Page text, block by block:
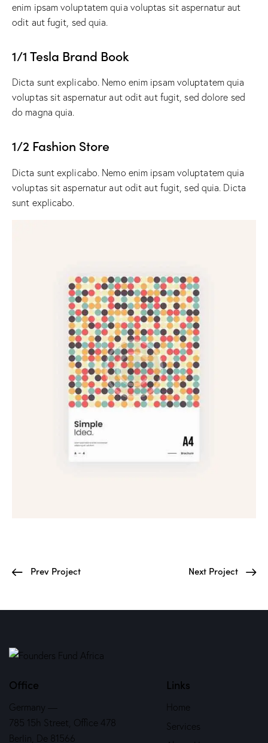
enim ipsam voluptatem quia voluptas sit aspernatur aut
odit aut fugit, sed quia.
1/1 Tesla Brand Book
Dicta sunt explicabo. Nemo enim ipsam voluptatem quia
voluptas sit aspernatur aut odit aut fugit, sed dolore sed
do magna quia.
1/2 Fashion Store
Dicta sunt explicabo. Nemo enim ipsam voluptatem quia
voluptas sit aspernatur aut odit aut fugit, sed quia. Dicta
sunt explicabo.
Prev Project Next Project
Office
Germany —
785 15h Street, Office 478
Berlin, De 81566
Links
Home
Services